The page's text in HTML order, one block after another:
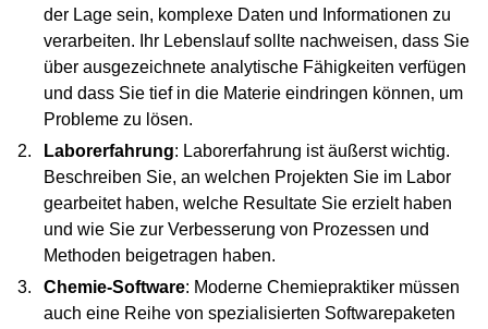
der Lage sein, komplexe Daten und Informationen zu
verarbeiten. Ihr Lebenslauf sollte nachweisen, dass Sie
über ausgezeichnete analytische Fähigkeiten verfügen
und dass Sie tief in die Materie eindringen können, um
Probleme zu lösen.
Laborerfahrung: Laborerfahrung ist äußerst wichtig.
Beschreiben Sie, an welchen Projekten Sie im Labor
gearbeitet haben, welche Resultate Sie erzielt haben
und wie Sie zur Verbesserung von Prozessen und
Methoden beigetragen haben.
Chemie-Software: Moderne Chemiepraktiker müssen
auch eine Reihe von spezialisierten Softwarepaketen